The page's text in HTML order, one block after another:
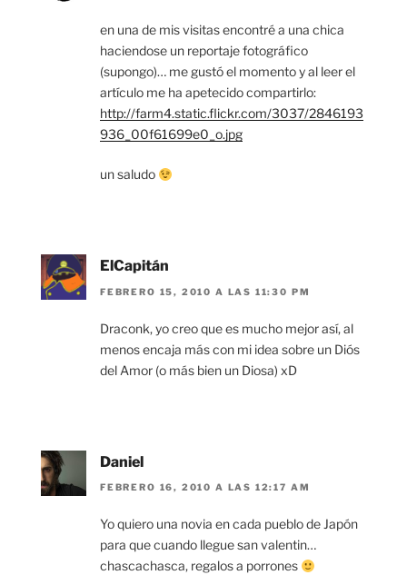
en una de mis visitas encontré a una chica
haciendose un reportaje fotográfico
(supongo)… me gustó el momento y al leer el
artículo me ha apetecido compartirlo:
http://farm4.static.flickr.com/3037/2846193
936_00f61699e0_o.jpg
un saludo
ElCapitán
FEBRERO 15, 2010 A LAS 11:30 PM
Draconk, yo creo que es mucho mejor así, al
menos encaja más con mi idea sobre un Diós
del Amor (o más bien un Diosa) xD
Daniel
FEBRERO 16, 2010 A LAS 12:17 AM
Yo quiero una novia en cada pueblo de Japón
para que cuando llegue san valentin…
chascachasca, regalos a porrones